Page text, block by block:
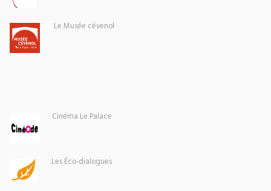
Le Musée cévenol
Cinéma Le Palace
Les Éco-dialogues